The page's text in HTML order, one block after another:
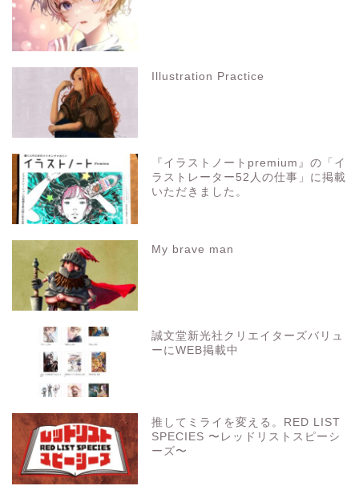
Illustration Practice
『イラストノートpremium』の「イ
ラストレーター52人の仕事」に掲載
いただきました。
My brave man
誠文堂新光社クリエイターズバリュ
ーにWEB掲載中
推してミライを変える。RED LIST
SPECIES 〜レッドリストスピーシ
ーズ〜